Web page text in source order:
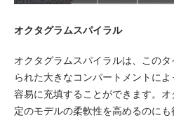
オクタグラムスパイラル
オクタグラムスパイラルは、この
られた大きなコンパートメントに
容易に充填することができます。
定のモデルの柔軟性を高めるのに